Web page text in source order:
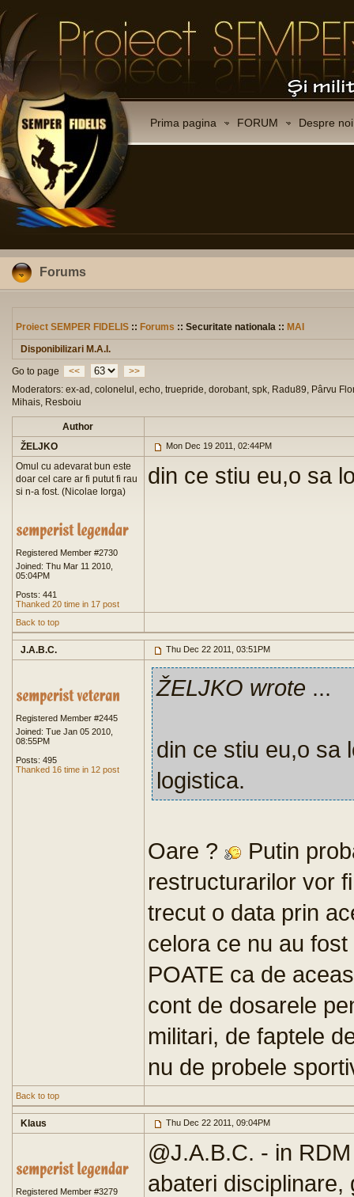
Prima pagina FORUM Despre noi
Forums
Proiect SEMPER FIDELIS :: Forums :: Securitate nationala :: MAI
Disponibilizari M.A.I.
Go to page
<<
>>
Moderators: ex-ad, colonelul, echo, truepride, dorobant, spk, Radu89, Pârvu
Mihais, Resboiu
Author
ŽELJKO
Mon Dec 19 2011, 02:44PM
Omul cu adevarat bun este
doar cel care ar fi putut fi rau
si n-a fost. (Nicolae Iorga)
Registered Member #2730
Joined: Thu Mar 11 2010,
05:04PM
Posts: 441
Thanked 20 time in 17 post
din ce stiu eu,o sa
Back to top
J.A.B.C. Thu Dec 22 2011, 03:51PM
Registered Member #2445
Joined: Tue Jan 05 2010,
08:55PM
Posts: 495
Thanked 16 time in 12 post
ŽELJKO wrote ...
din ce stiu eu,o sa
logistica.
Oare ?
Putin
restructurarilor vor
trecut o data prin
celora ce nu au
POATE ca de
cont de dosarele
militari, de faptele
nu de probele
Back to top
Klaus Thu Dec 22 2011, 09:04PM
Registered Member #3279
@J.A.B.C. - in
abateri